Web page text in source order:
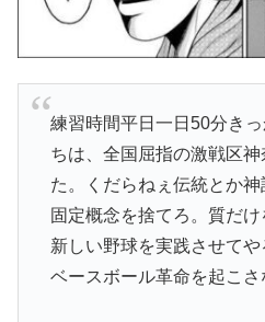
練習時間平日一日50分き
ちは、全国屈指の激戦区
た。くだらねぇ伝統とか神
固定概念を捨てろ。質だ
新しい野球を実践させて
ベースボール革命を起こさ